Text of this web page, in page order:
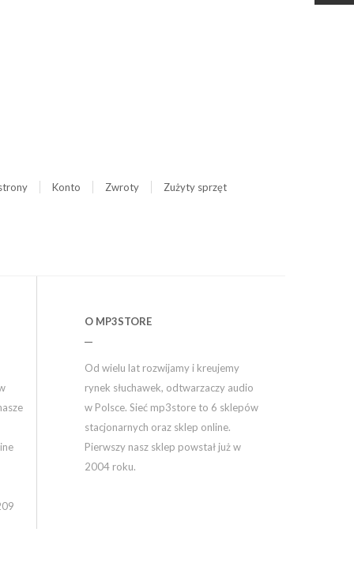
Konto Zwroty
Zużyty sprzęt
O MP3STORE
Od wielu lat rozwijamy i kreujemy
rynek słuchawek, odtwarzaczy audio
w Polsce. Sieć mp3store to 6 sklepów
stacjonarnych oraz sklep online.
Pierwszy nasz sklep powstał już w
2004 roku.